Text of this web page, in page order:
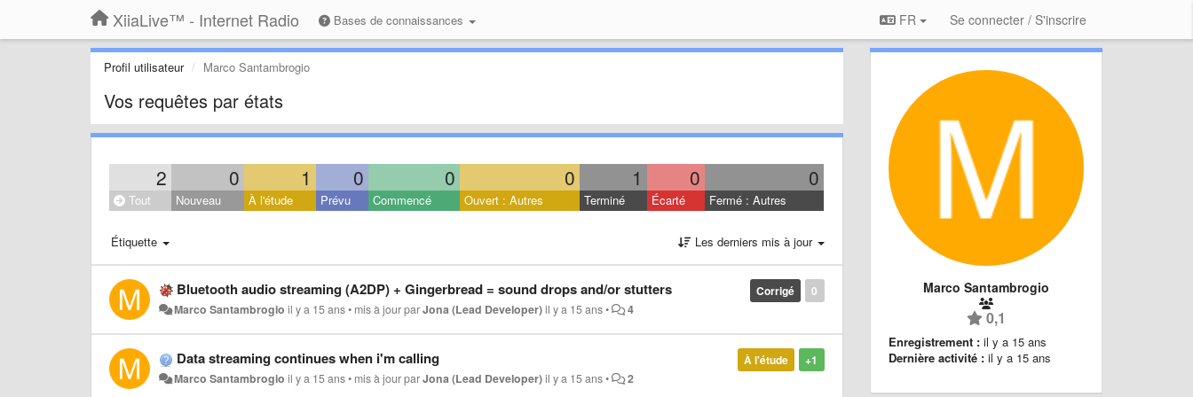
XiiaLive™ - Internet Radio Bases de connaissances FR Se connecter / S'inscrire
Profil utilisateur Marco Santambrogio
Vos requêtes par états
2 0 1 0 0 0 1 0 0
Tout Nouveau À l'étude Prévu Commencé Ouvert : Autres Terminé Écarté Fermé : Autres
Étiquette Les derniers mis à jour
0
Corrigé
Bluetooth audio streaming (A2DP) + Gingerbread = sound drops and/or stutters
Marco Santambrogio il y a 15 ans• mis à jour parJona (Lead Developer)il y a 15 ans• 4
+1
À l'étude
Data streaming continues when i'm calling
Marco Santambrogio il y a 15 ans• mis à jour parJona (Lead Developer)il y a 15 ans• 2
Marco Santambrogio
0,1
Enregistrement : il y a 15 ans
Dernière activité : il y a 15 ans